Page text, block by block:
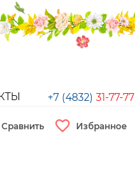
+7 (4832) 31-77-77
Сравнить Избранное